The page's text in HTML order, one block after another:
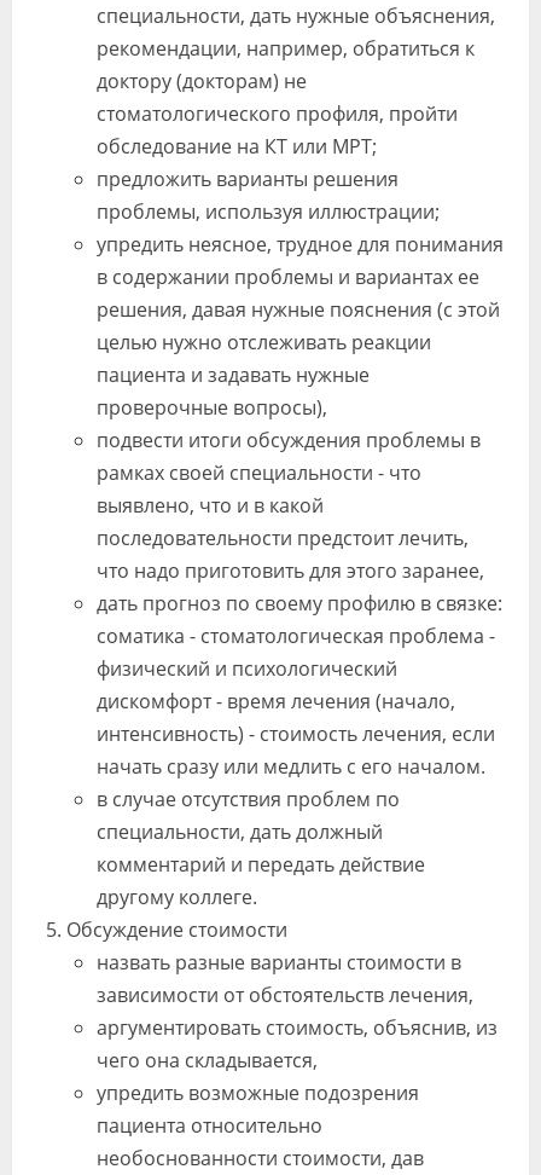
специальности, дать нужные объяснения,
рекомендации, например, обратиться к
доктору (докторам) не
стоматологического профиля, пройти
обследование на КТ или МРТ;
предложить варианты решения
проблемы, используя иллюстрации;
упредить неясное, трудное для понимания
в содержании проблемы и вариантах ее
решения, давая нужные пояснения (с этой
целью нужно отслеживать реакции
пациента и задавать нужные
проверочные вопросы),
подвести итоги обсуждения проблемы в
рамках своей специальности - что
выявлено, что и в какой
последовательности предстоит лечить,
что надо приготовить для этого заранее,
дать прогноз по своему профилю в связке:
соматика - стоматологическая проблема -
физический и психологический
дискомфорт - время лечения (начало,
интенсивность) - стоимость лечения, если
начать сразу или медлить с его началом.
в случае отсутствия проблем по
специальности, дать должный
комментарий и передать действие
другому коллеге.
Обсуждение стоимости
назвать разные варианты стоимости в
зависимости от обстоятельств лечения,
аргументировать стоимость, объяснив, из
чего она складывается,
упредить возможные подозрения
пациента относительно
необоснованности стоимости, дав